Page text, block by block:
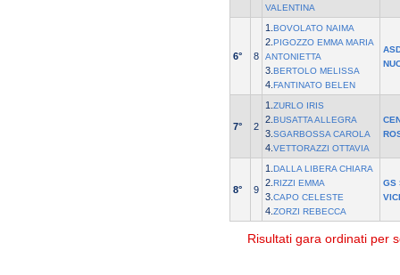
VALENTINA
6° 8
1. BOVOLATO NAIMA
2. PIGOZZO EMMA MARIA
ANTONIETTA
3. BERTOLO MELISSA
4. FANTINATO BELEN
7° 2
1. ZURLO IRIS
2. BUSATTA ALLEGRA
3. SGARBOSSA CAROLA
4. VETTORAZZI OTTAVIA
8° 9
1. DALLA LIBERA CHIARA
2. RIZZI EMMA
3. CAPO CELESTE
4. ZORZI REBECCA
GS
Risultati gara ordinati per